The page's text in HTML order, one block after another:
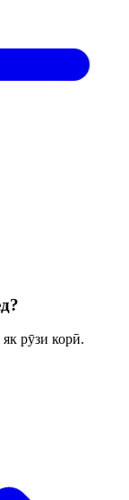
рӯзи корӣ.